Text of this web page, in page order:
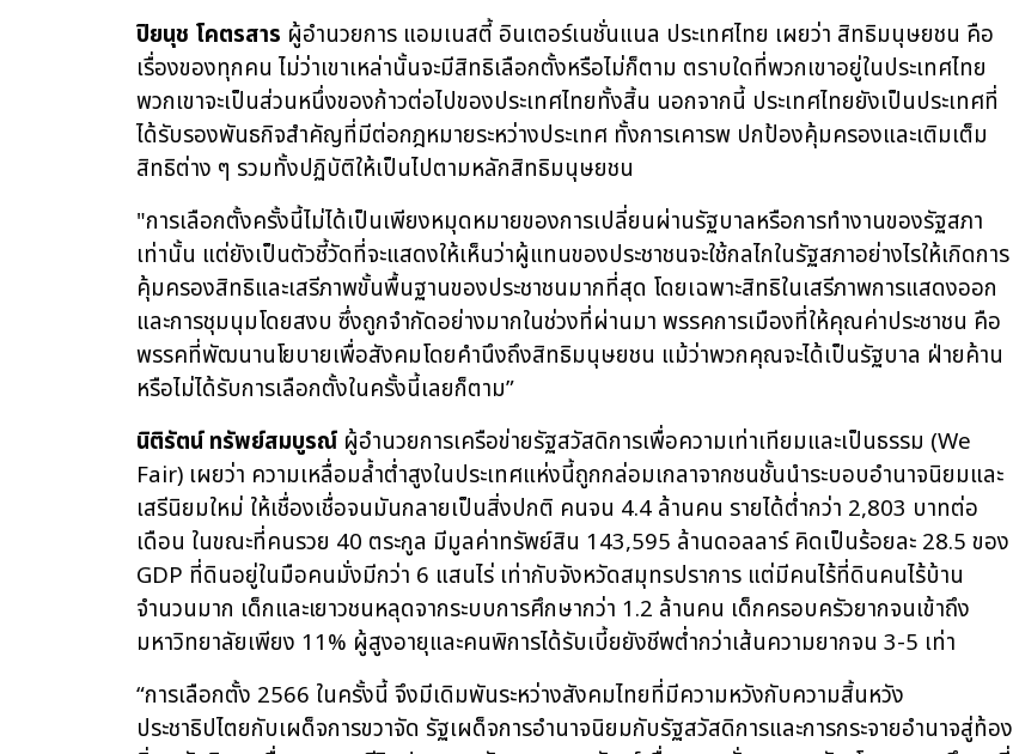
ปิยนุช โคตรสาร ผู้อำนวยการ แอมเนสตี้ อินเตอร์เนชั่นแนล ประเทศไทย เผยว่า สิทธิมนุษยชน คือ
เรื่องของทุกคน ไม่ว่าเขาเหล่านั้นจะมีสิทธิเลือกตั้งหรือไม่ก็ตาม ตราบใดที่พวกเขาอยู่ในประเทศไทย
พวกเขาจะเป็นส่วนหนึ่งของก้าวต่อไปของประเทศไทยทั้งสิ้น นอกจากนี้ ประเทศไทยยังเป็นประเทศที่
ได้รับรองพันธกิจสำคัญที่มีต่อกฎหมายระหว่างประเทศ ทั้งการเคารพ ปกป้องคุ้มครองและเติมเต็ม
สิทธิต่าง ๆ รวมทั้งปฏิบัติให้เป็นไปตามหลักสิทธิมนุษยชน
"การเลือกตั้งครั้งนี้ไม่ได้เป็นเพียงหมุดหมายของการเปลี่ยนผ่านรัฐบาลหรือการทำงานของรัฐสภา
เท่านั้น แต่ยังเป็นตัวชี้วัดที่จะแสดงให้เห็นว่าผู้แทนของประชาชนจะใช้กลไกในรัฐสภาอย่างไรให้เกิดการ
คุ้มครองสิทธิและเสรีภาพขั้นพื้นฐานของประชาชนมากที่สุด โดยเฉพาะสิทธิในเสรีภาพการแสดงออก
และการชุมนุมโดยสงบ ซึ่งถูกจำกัดอย่างมากในช่วงที่ผ่านมา พรรคการเมืองที่ให้คุณค่าประชาชน คือ
พรรคที่พัฒนานโยบายเพื่อสังคมโดยคำนึงถึงสิทธิมนุษยชน แม้ว่าพวกคุณจะได้เป็นรัฐบาล ฝ่ายค้าน
หรือไม่ได้รับการเลือกตั้งในครั้งนี้เลยก็ตาม”
นิติรัตน์ ทรัพย์สมบูรณ์ ผู้อำนวยการเครือข่ายรัฐสวัสดิการเพื่อความเท่าเทียมและเป็นธรรม (We
Fair) เผยว่า ความเหลื่อมล้ำต่ำสูงในประเทศแห่งนี้ถูกกล่อมเกลาจากชนชั้นนำระบอบอำนาจนิยมและ
เสรีนิยมใหม่ ให้เชื่องเชื่อจนมันกลายเป็นสิ่งปกติ คนจน 4.4 ล้านคน รายได้ต่ำกว่า 2,803 บาทต่อ
เดือน ในขณะที่คนรวย 40 ตระกูล มีมูลค่าทรัพย์สิน 143,595 ล้านดอลลาร์ คิดเป็นร้อยละ 28.5 ของ
GDP ที่ดินอยู่ในมือคนมั่งมีกว่า 6 แสนไร่ เท่ากับจังหวัดสมุทรปราการ แต่มีคนไร้ที่ดินคนไร้บ้าน
จำนวนมาก เด็กและเยาวชนหลุดจากระบบการศึกษากว่า 1.2 ล้านคน เด็กครอบครัวยากจนเข้าถึง
มหาวิทยาลัยเพียง 11% ผู้สูงอายุและคนพิการได้รับเบี้ยยังชีพต่ำกว่าเส้นความยากจน 3-5 เท่า
“การเลือกตั้ง 2566 ในครั้งนี้ จึงมีเดิมพันระหว่างสังคมไทยที่มีความหวังกับความสิ้นหวัง
ประชาธิปไตยกับเผด็จการขวาจัด รัฐเผด็จการอำนาจนิยมกับรัฐสวัสดิการและการกระจายอำนาจสู่ท้อง